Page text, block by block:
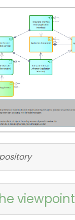
viewpoint